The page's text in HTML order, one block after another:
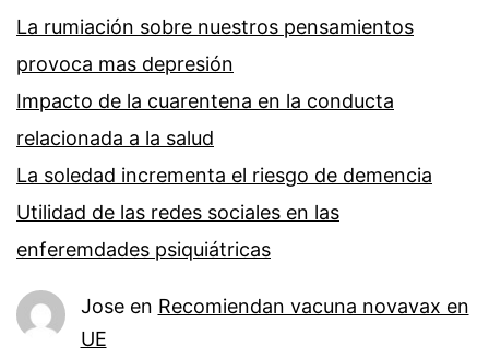
La rumiación sobre nuestros pensamientos
provoca mas depresión
Impacto de la cuarentena en la conducta
relacionada a la salud
La soledad incrementa el riesgo de demencia
Utilidad de las redes sociales en las
enferemdades psiquiátricas
Joseen Recomiendan vacuna novavax en
UE